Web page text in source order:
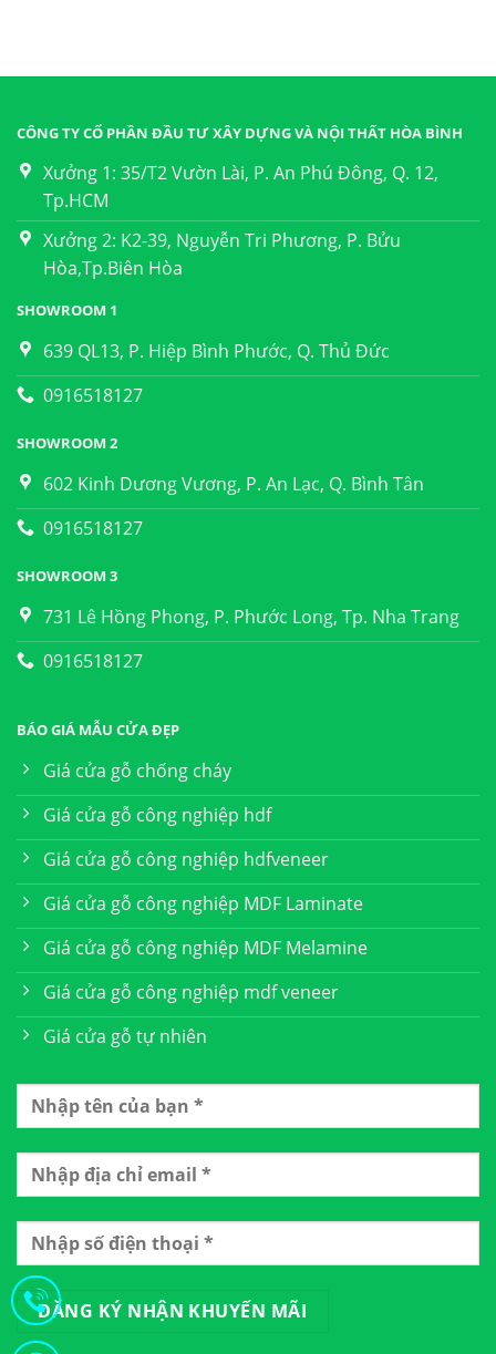
CÔNG TY CỔ PHẦN ĐẦU TƯ XÂY DỰNG VÀ NỘI THẤT HÒA BÌNH
Xưởng 1: 35/T2 Vườn Lài, P. An Phú Đông, Q. 12,
Tp.HCM
Xưởng 2: K2-39, Nguyễn Tri Phương, P. Bửu
Hòa,Tp.Biên Hòa
SHOWROOM 1
639 QL13, P. Hiệp Bình Phước, Q. Thủ Đức
0916518127
SHOWROOM 2
602 Kinh Dương Vương, P. An Lạc, Q. Bình Tân
0916518127
SHOWROOM 3
731 Lê Hồng Phong, P. Phước Long, Tp. Nha Trang
0916518127
BÁO GIÁ MẪU CỬA ĐẸP
Giá cửa gỗ chống cháy
Giá cửa gỗ công nghiệp hdf
Giá cửa gỗ công nghiệp hdfveneer
Giá cửa gỗ công nghiệp MDF Laminate
Giá cửa gỗ công nghiệp MDF Melamine
Giá cửa gỗ công nghiệp mdf veneer
Giá cửa gỗ tự nhiên